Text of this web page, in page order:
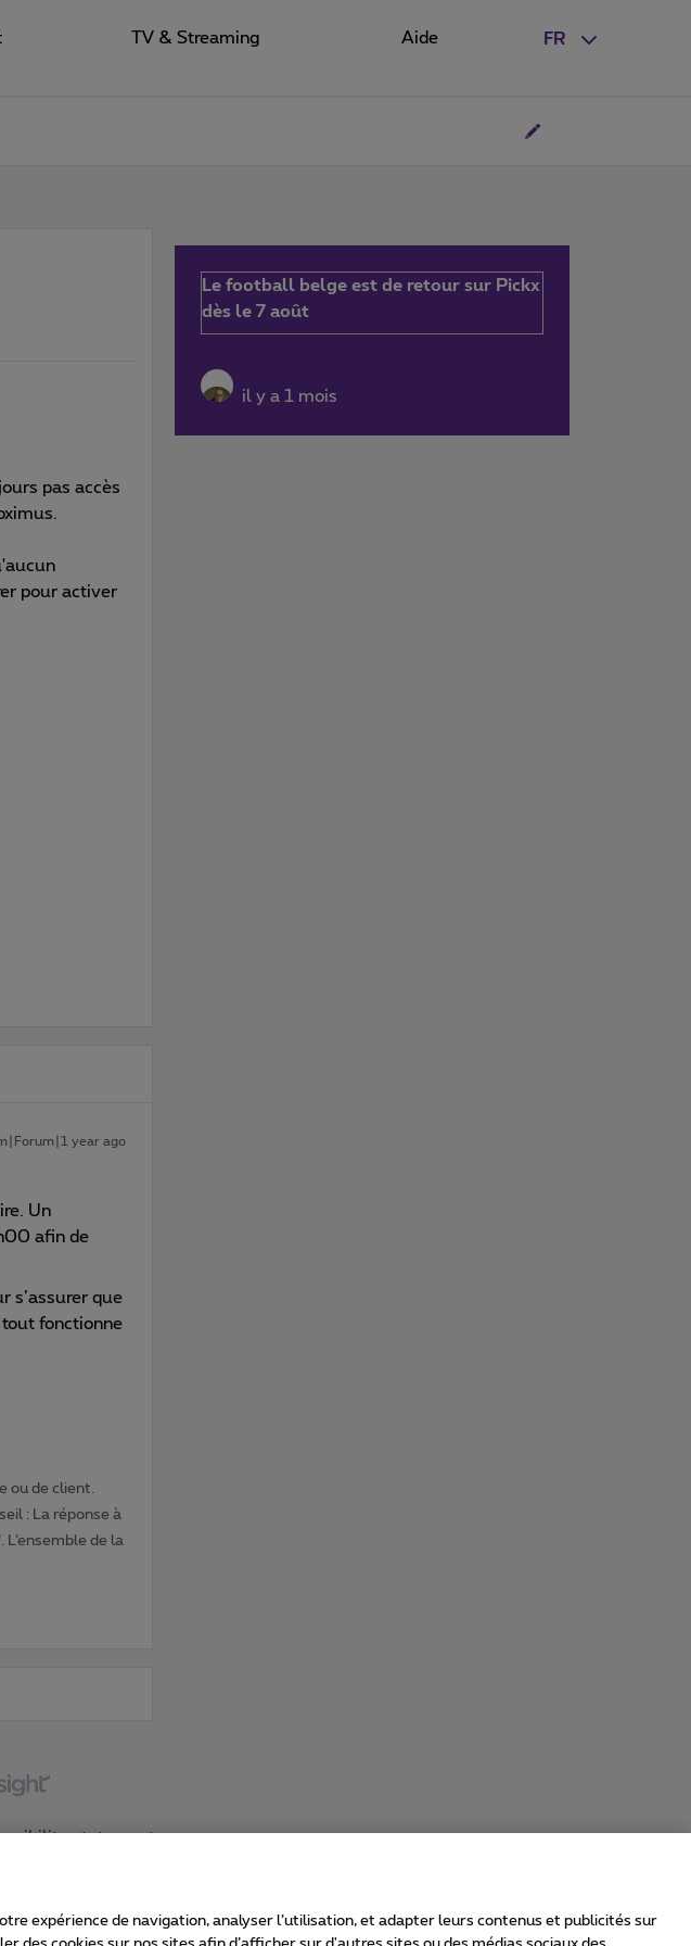
FR
TV & Streaming Aide
pas accès
pour activer
year ago
Un
afin de
s’assurer que
fonctionne
ou de client.
: La réponse à
de la
Le football belge est de retour sur Pickx
dès le 7 août
il y a 1 mois
statement
expérience de navigation, analyser l’utilisation, et adapter leurs contenus et publicités sur